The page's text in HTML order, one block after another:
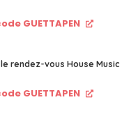
GUETTAPEN
rendez-vous House Music
GUETTAPEN